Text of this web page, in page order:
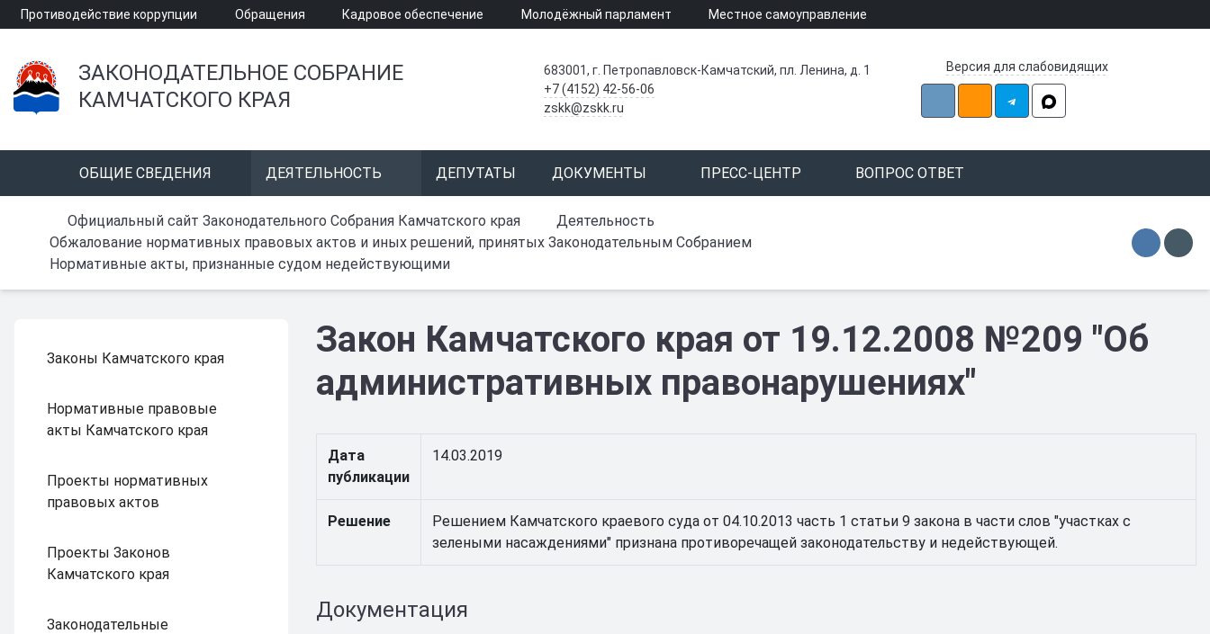
Противодействие коррупции Обращения Кадровое обеспечение Молодёжный парламент Местное самоуправление
ЗАКОНОДАТЕЛЬНОЕ СОБРАНИЕ
КАМЧАТСКОГО КРАЯ
683001, г. Петропавловск-Камчатский, пл. Ленина, д. 1
+7 (4152) 42-56-06
zskk@zskk.ru
Версия для слабовидящих
ОБЩИЕ СВЕДЕНИЯ ДЕЯТЕЛЬНОСТЬ ДЕПУТАТЫ ДОКУМЕНТЫ ПРЕСС-ЦЕНТР ВОПРОС ОТВЕТ
Официальный сайт Законодательного Собрания Камчатского края
Деятельность
Обжалование нормативных правовых актов и иных решений, принятых Законодательным Собранием
Нормативные акты, признанные судом недействующими
Законы Камчатского края
Нормативные правовые
акты Камчатского края
Проекты нормативных
правовых актов
Проекты Законов
Камчатского края
Законодательные
Закон Камчатского края от 19.12.2008 №209 "Об
административных правонарушениях"
Дата
публикации
14.03.2019
Решение
Решением Камчатского краевого суда от 04.10.2013 часть 1 статьи 9 закона в части слов "участках с
зелеными насаждениями" признана противоречащей законодательству и недействующей.
Документация